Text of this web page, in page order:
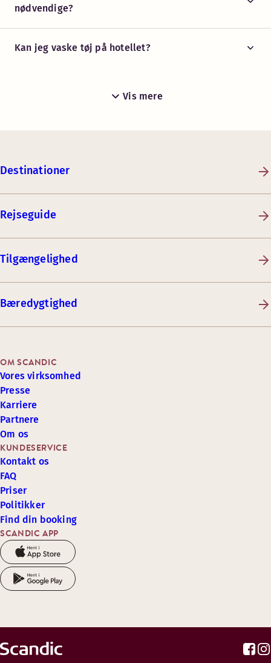
nødvendige?
Kan jeg vaske tøj på hotellet?
Vis mere
Destinationer
Rejseguide
Tilgængelighed
Bæredygtighed
SCANDIC APP
KUNDESERVICE
Kontakt os
FAQ
Priser
Politikker
Find din booking
OM SCANDIC
Vores virksomhed
Presse
Karriere
Partnere
Om os